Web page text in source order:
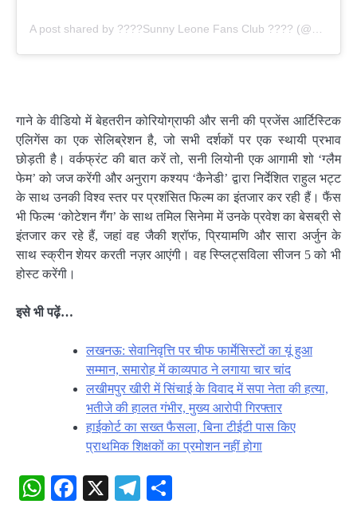
गाने के वीडियो में बेहतरीन कोरियोग्राफी और सनी की प्रजेंस आर्टिस्टिक
एलिगेंस का एक सेलिब्रेशन है, जो सभी दर्शकों पर एक स्थायी प्रभाव
छोड़ती है। वर्कफ्रंट की बात करें तो, सनी लियोनी एक आगामी शो ‘ग्लैम
फेम’ को जज करेंगी और अनुराग कश्यप ‘कैनेडी’ द्वारा निर्देशित राहुल भट्ट
के साथ उनकी विश्व स्तर पर प्रशंसित फिल्म का इंतजार कर रही हैं। फैंस
भी फिल्म ‘कोटेशन गैंग’ के साथ तमिल सिनेमा में उनके प्रवेश का बेसब्री से
इंतजार कर रहे हैं, जहां वह जैकी श्रॉफ, प्रियामणि और सारा अर्जुन के
साथ स्क्रीन शेयर करती नज़र आएंगी। वह स्प्लिट्सविला सीजन 5 को भी
होस्ट करेंगी।
इसे भी पढ़ें…
लखनऊ: सेवानिवृत्ति पर चीफ फार्मेसिस्टों का यूं हुआ
सम्मान, समारोह में काव्यपाठ ने लगाया चार चांद
लखीमपुर खीरी में सिंचाई के विवाद में सपा नेता की हत्या,
भतीजे की हालत गंभीर, मुख्य आरोपी गिरफ्तार
हाईकोर्ट का सख्त फैसला, बिना टीईटी पास किए
प्राथमिक शिक्षकों का प्रमोशन नहीं होगा
WhatsApp
Facebook
X Telegram